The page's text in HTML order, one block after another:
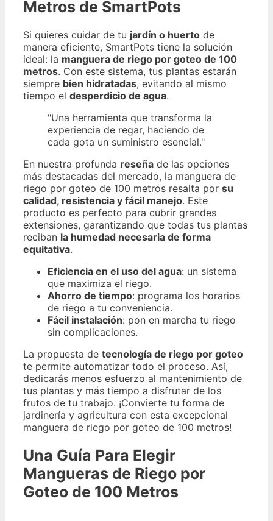
Metros de SmartPots
Si quieres cuidar de tu jardín o huerto de
manera eficiente, SmartPots tiene la solución
ideal: la manguera de riego por goteo de 100
metros. Con este sistema, tus plantas estarán
siempre bien hidratadas, evitando al mismo
tiempo el desperdicio de agua.
"Una herramienta que transforma la
experiencia de regar, haciendo de
cada gota un suministro esencial."
En nuestra profunda reseña de las opciones
más destacadas del mercado, la manguera de
riego por goteo de 100 metros resalta por su
calidad, resistencia y fácil manejo. Este
producto es perfecto para cubrir grandes
extensiones, garantizando que todas tus plantas
reciban la humedad necesaria de forma
equitativa.
Eficiencia en el uso del agua: un sistema
que maximiza el riego.
Ahorro de tiempo: programa los horarios
de riego a tu conveniencia.
Fácil instalación: pon en marcha tu riego
sin complicaciones.
La propuesta de tecnología de riego por goteo
te permite automatizar todo el proceso. Así,
dedicarás menos esfuerzo al mantenimiento de
tus plantas y más tiempo a disfrutar de los
frutos de tu trabajo. ¡Convierte tu forma de
jardinería y agricultura con esta excepcional
manguera de riego por goteo de 100 metros!
Una Guía Para Elegir
Mangueras de Riego por
Goteo de 100 Metros